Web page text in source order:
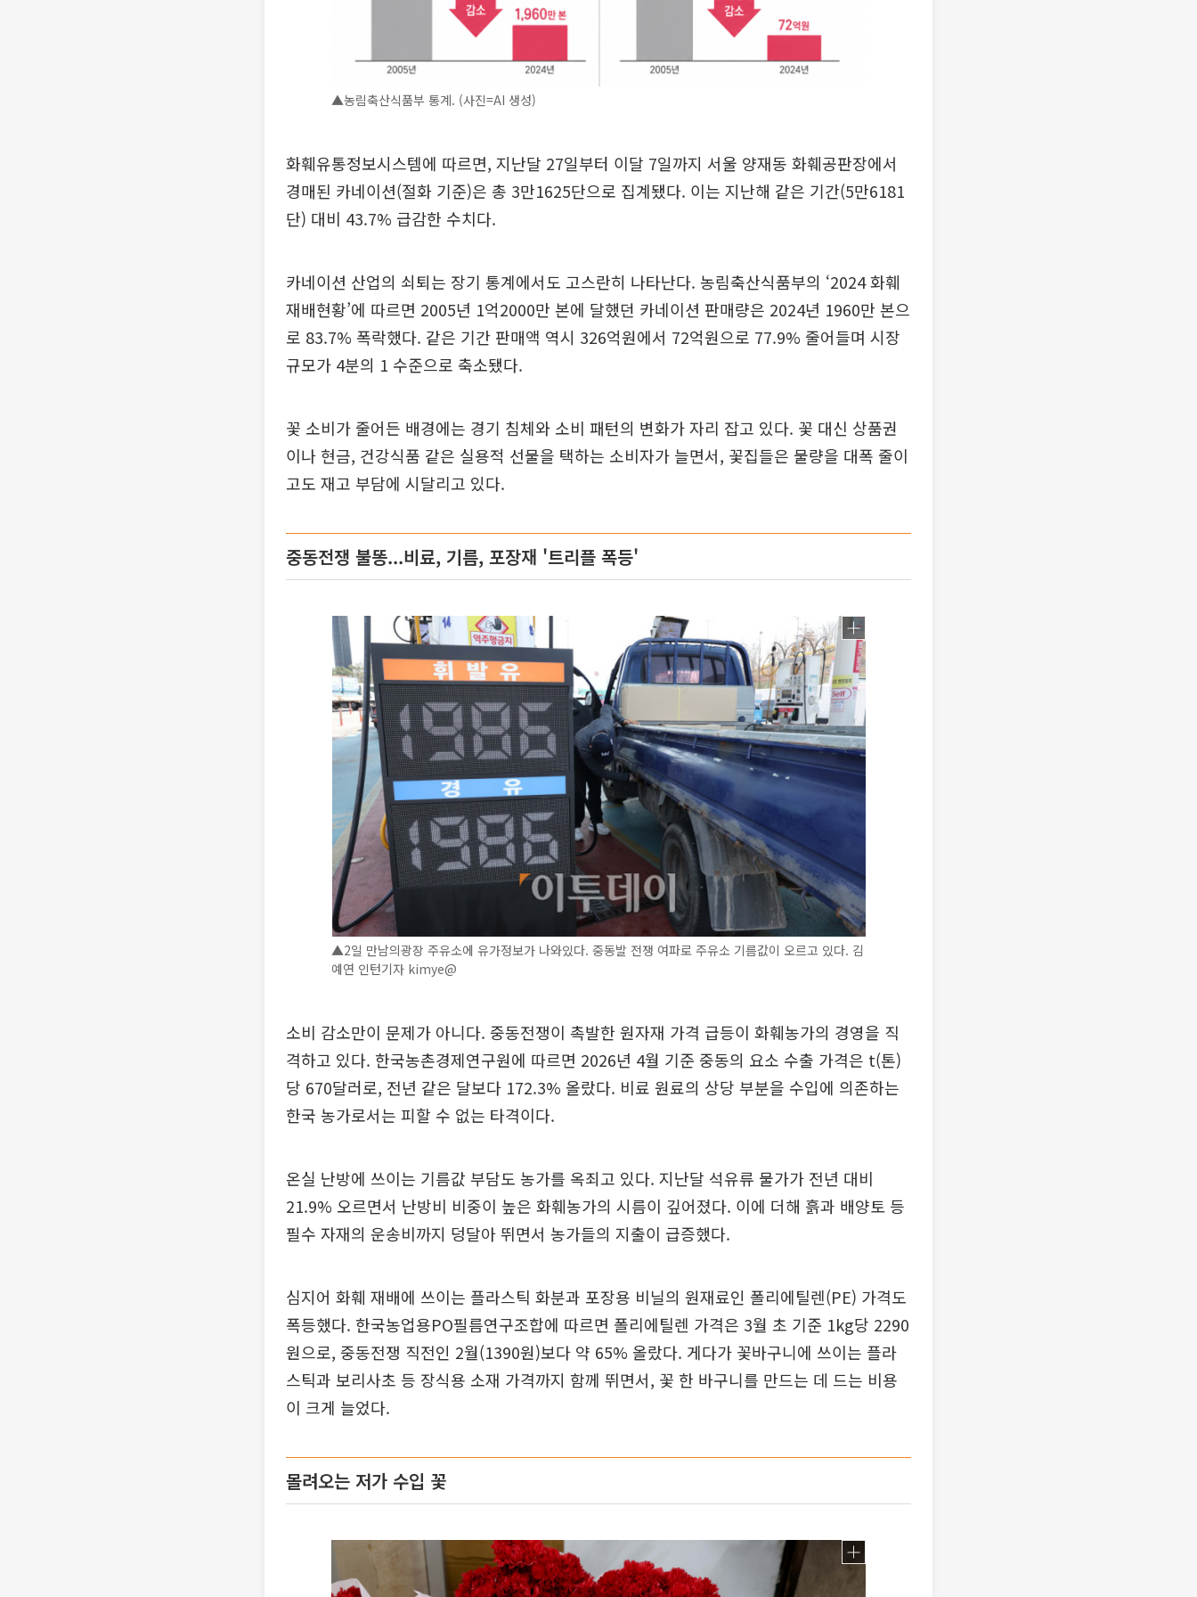
▲농림축산식품부 통계. (사진=AI 생성)
화훼유통정보시스템에 따르면, 지난달 27일부터 이달 7일까지 서울 양재동 화훼공판장에서
경매된 카네이션(절화 기준)은 총 3만1625단으로 집계됐다. 이는 지난해 같은 기간(5만6181
단) 대비 43.7% 급감한 수치다.
카네이션 산업의 쇠퇴는 장기 통계에서도 고스란히 나타난다. 농림축산식품부의 ‘2024 화훼
재배현황’에 따르면 2005년 1억2000만 본에 달했던 카네이션 판매량은 2024년 1960만 본으
로 83.7% 폭락했다. 같은 기간 판매액 역시 326억원에서 72억원으로 77.9% 줄어들며 시장
규모가 4분의 1 수준으로 축소됐다.
꽃 소비가 줄어든 배경에는 경기 침체와 소비 패턴의 변화가 자리 잡고 있다. 꽃 대신 상품권
이나 현금, 건강식품 같은 실용적 선물을 택하는 소비자가 늘면서, 꽃집들은 물량을 대폭 줄이
고도 재고 부담에 시달리고 있다.
중동전쟁 불똥...비료, 기름, 포장재 '트리플 폭등'
▲2일 만남의광장 주유소에 유가정보가 나와있다. 중동발 전쟁 여파로 주유소 기름값이 오르고 있다. 김
예연 인턴기자 kimye@
소비 감소만이 문제가 아니다. 중동전쟁이 촉발한 원자재 가격 급등이 화훼농가의 경영을 직
격하고 있다. 한국농촌경제연구원에 따르면 2026년 4월 기준 중동의 요소 수출 가격은 t(톤)
당 670달러로, 전년 같은 달보다 172.3% 올랐다. 비료 원료의 상당 부분을 수입에 의존하는
한국 농가로서는 피할 수 없는 타격이다.
온실 난방에 쓰이는 기름값 부담도 농가를 옥죄고 있다. 지난달 석유류 물가가 전년 대비
21.9% 오르면서 난방비 비중이 높은 화훼농가의 시름이 깊어졌다. 이에 더해 흙과 배양토 등
필수 자재의 운송비까지 덩달아 뛰면서 농가들의 지출이 급증했다.
심지어 화훼 재배에 쓰이는 플라스틱 화분과 포장용 비닐의 원재료인 폴리에틸렌(PE) 가격도
폭등했다. 한국농업용PO필름연구조합에 따르면 폴리에틸렌 가격은 3월 초 기준 1kg당 2290
원으로, 중동전쟁 직전인 2월(1390원)보다 약 65% 올랐다. 게다가 꽃바구니에 쓰이는 플라
스틱과 보리사초 등 장식용 소재 가격까지 함께 뛰면서, 꽃 한 바구니를 만드는 데 드는 비용
이 크게 늘었다.
몰려오는 저가 수입 꽃